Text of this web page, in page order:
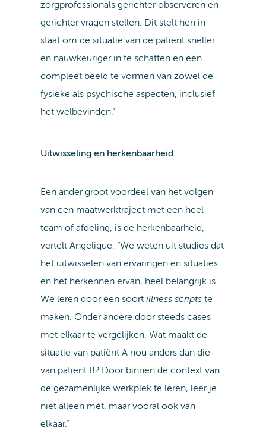
zorgprofessionals gerichter observeren en
gerichter vragen stellen. Dit stelt hen in
staat om de situatie van de patiënt sneller
en nauwkeuriger in te schatten en een
compleet beeld te vormen van zowel de
fysieke als psychische aspecten, inclusief
het welbevinden.”
Uitwisseling en herkenbaarheid
Een ander groot voordeel van het volgen
van een maatwerktraject met een heel
team of afdeling, is de herkenbaarheid,
vertelt Angelique. “We weten uit studies dat
het uitwisselen van ervaringen en situaties
en het herkennen ervan, heel belangrijk is.
We leren door een soort illness scriptste
maken. Onder andere door steeds cases
met elkaar te vergelijken. Wat maakt de
situatie van patiënt A nou anders dan die
van patiënt B? Door binnen de context van
de gezamenlijke werkplek te leren, leer je
niet alleen mét, maar vooral ook ván
elkaar.”